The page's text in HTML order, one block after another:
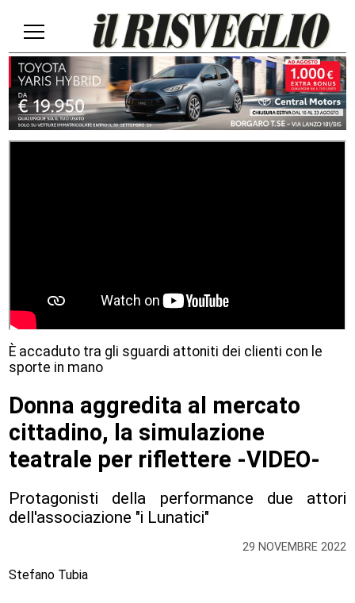
29 NOVEMBRE 2022
È accaduto tra gli sguardi attoniti dei clienti con le
sporte in mano
Donna aggredita al mercato
cittadino, la simulazione
teatrale per riflettere -VIDEO-
Protagonisti della performance due attori
dell'associazione "i Lunatici"
Stefano Tubia